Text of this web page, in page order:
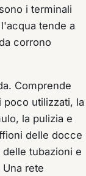
i terminali
tende a
corrono
Comprende
poco utilizzati, la
la pulizia e
delle docce
tubazioni e
rete